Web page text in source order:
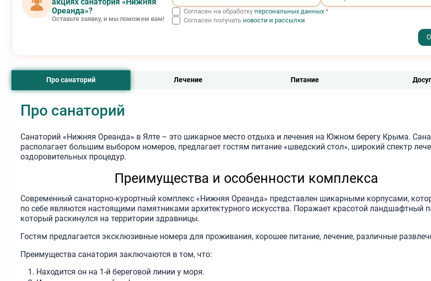
Ореанда»?
Оставьте заявку, и мы поможем вам!
Согласен на обработку персональных данных *
Согласен получать новости и рассылки
Про санаторий Лечение Питание Досуг
Про санаторий
Санаторий «Нижняя Ореанда» в Ялте – это шикарное место отдыха и лечения на Южном берегу Крыма.
располагает большим выбором номеров, предлагает гостям питание «шведский стол», широкий спектр
оздоровительных процедур.
Преимущества и особенности комплекса
Современный санаторно-курортный комплекс «Нижняя Ореанда» представлен шикарными корпусами,
по себе являются настоящими памятниками архитектурного искусства. Поражает красотой ландшафтный
который раскинулся на территории здравницы.
Гостям предлагается эксклюзивные номера для проживания, хорошее питание, лечение, различные
Преимущества санатория заключаются в том, что:
Находится он на 1-й береговой линии у моря.